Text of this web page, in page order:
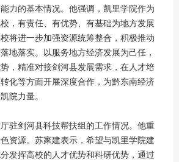
力的基本情况。他强调，凯里学院作为
，有责任、有优势、有基础为地方发展
将进一步加强资源统筹整合，积极推动
地落实。以服务地方经济发展为己任，
，精准对接剑河县发展需求，在人才培
化等方面开展深度合作，为黔东南经济
院力量。
驻剑河县科技帮扶组的工作情况。他重
资源。苏家建表示，希望与凯里学院建
发挥高校的人才优势和科研优势，通过